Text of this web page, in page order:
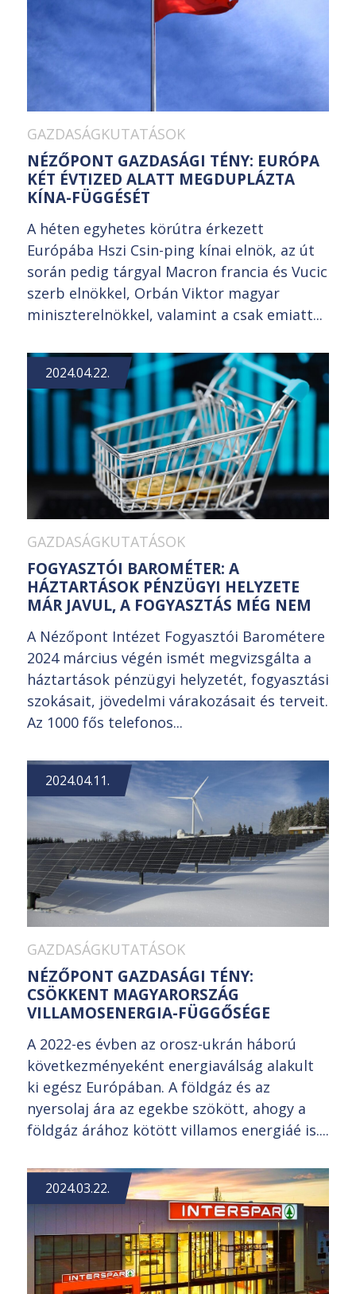
GAZDASÁGKUTATÁSOK
NÉZŐPONT GAZDASÁGI TÉNY: EURÓPA
KÉT ÉVTIZED ALATT MEGDUPLÁZTA
KÍNA-FÜGGÉSÉT
A héten egyhetes körútra érkezett
Európába Hszi Csin-ping kínai elnök, az út
során pedig tárgyal Macron francia és Vucic
szerb elnökkel, Orbán Viktor magyar
miniszterelnökkel, valamint a csak emiatt...
2024.04.22.
GAZDASÁGKUTATÁSOK
FOGYASZTÓI BAROMÉTER: A
HÁZTARTÁSOK PÉNZÜGYI HELYZETE
MÁR JAVUL, A FOGYASZTÁS MÉG NEM
A Nézőpont Intézet Fogyasztói Barométere
2024 március végén ismét megvizsgálta a
háztartások pénzügyi helyzetét, fogyasztási
szokásait, jövedelmi várakozásait és terveit.
Az 1000 fős telefonos...
2024.04.11.
GAZDASÁGKUTATÁSOK
NÉZŐPONT GAZDASÁGI TÉNY:
CSÖKKENT MAGYARORSZÁG
VILLAMOSENERGIA-FÜGGŐSÉGE
A 2022-es évben az orosz-ukrán háború
következményeként energiaválság alakult
ki egész Európában. A földgáz és az
nyersolaj ára az egekbe szökött, ahogy a
földgáz árához kötött villamos energiáé is....
2024.03.22.